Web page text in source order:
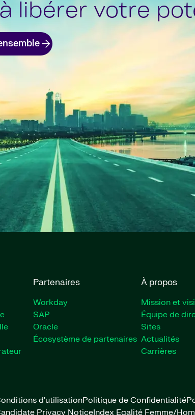
libérer votre
Partenaires
Workday
SAP
Oracle
Écosystème de partenaires
À propos
Mission et
Équipe de
Sites
Actualités
Carrières
d'utilisationPolitique de Confidentialité
Privacy NoticeIndex Egalité Femme/